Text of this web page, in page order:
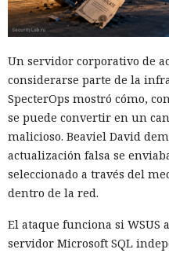
Un servidor corporativo de
considerarse parte de la
SpecterOps mostró cómo,
se puede convertir en un
malicioso. Beaviel David
actualización falsa se
seleccionado a través del
dentro de la red.
El ataque funciona si WSUS
servidor Microsoft SQL